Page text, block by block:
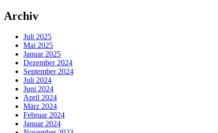
Archiv
Juli 2025
Mai 2025
Januar 2025
Dezember 2024
September 2024
Juli 2024
Juni 2024
April 2024
März 2024
Februar 2024
Januar 2024